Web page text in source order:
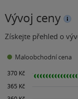
Vývoj ceny
Získejte přehled o
Maloobchodní cena